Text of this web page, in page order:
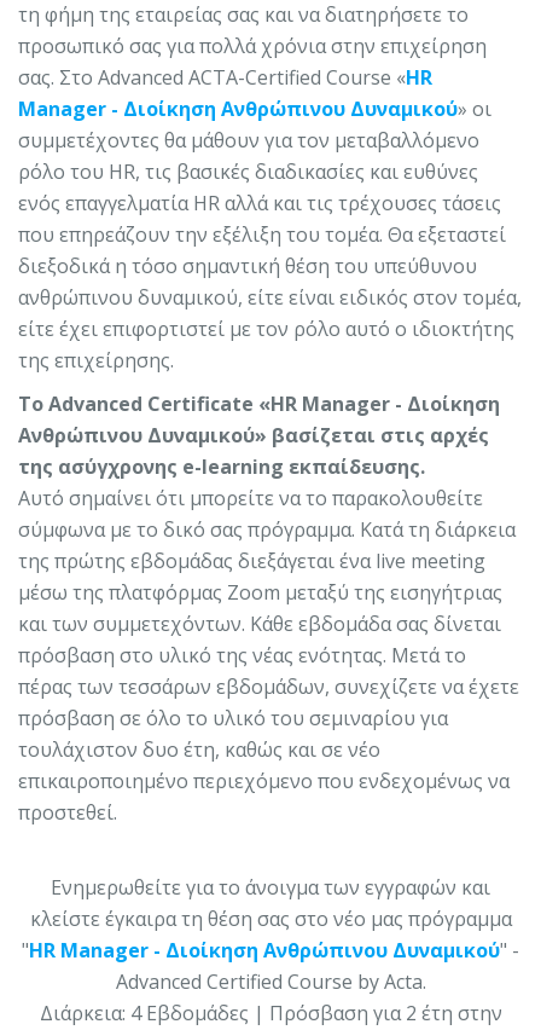
τη φήμη της εταιρείας σας και να διατηρήσετε το
προσωπικό σας για πολλά χρόνια στην επιχείρηση
σας. Στο Advanced ACTA-Certified Course «HR
Manager - Διοίκηση Ανθρώπινου Δυναμικού» οι
συμμετέχοντες θα μάθουν για τον μεταβαλλόμενο
ρόλο του HR, τις βασικές διαδικασίες και ευθύνες
ενός επαγγελματία HR αλλά και τις τρέχουσες τάσεις
που επηρεάζουν την εξέλιξη του τομέα. Θα εξεταστεί
διεξοδικά η τόσο σημαντική θέση του υπεύθυνου
ανθρώπινου δυναμικού, είτε είναι ειδικός στον τομέα,
είτε έχει επιφορτιστεί με τον ρόλο αυτό ο ιδιοκτήτης
της επιχείρησης.
Το Advanced Certificate «HR Manager - Διοίκηση
Ανθρώπινου Δυναμικού» βασίζεται στις αρχές
της ασύγχρονης e-learning εκπαίδευσης.
Αυτό σημαίνει ότι μπορείτε να το παρακολουθείτε
σύμφωνα με το δικό σας πρόγραμμα. Κατά τη διάρκεια
της πρώτης εβδομάδας διεξάγεται ένα live meeting
μέσω της πλατφόρμας Zoom μεταξύ της εισηγήτριας
και των συμμετεχόντων. Κάθε εβδομάδα σας δίνεται
πρόσβαση στο υλικό της νέας ενότητας. Μετά το
πέρας των τεσσάρων εβδομάδων, συνεχίζετε να έχετε
πρόσβαση σε όλο το υλικό του σεμιναρίου για
τουλάχιστον δυο έτη, καθώς και σε νέο
επικαιροποιημένο περιεχόμενο που ενδεχομένως να
προστεθεί.
Ενημερωθείτε για το άνοιγμα των εγγραφών και
κλείστε έγκαιρα τη θέση σας στο νέο μας πρόγραμμα
"HR Manager - Διοίκηση Ανθρώπινου Δυναμικού" -
Advanced Certified Course by Acta.
Διάρκεια: 4 Εβδομάδες | Πρόσβαση για 2 έτη στην